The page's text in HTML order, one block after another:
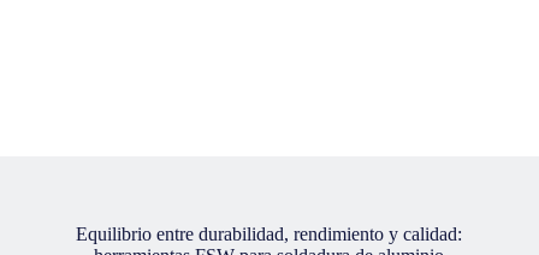
Equilibrio entre durabilidad, rendimiento y calidad: